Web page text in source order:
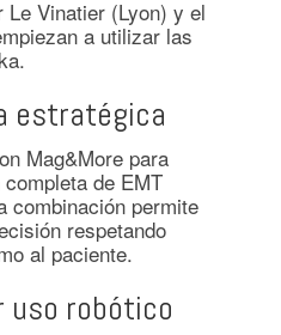
Vinatier (Lyon) y el
a utilizar las
estratégica
Mag&More para
de EMT
combinación permite
respetando
al paciente.
uso robótico